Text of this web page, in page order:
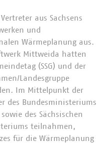
aus Sachsens
und
Wärmeplanung aus.
Mittweida hatten
(SSG) und der
Landesgruppe
Im Mittelpunkt der
des Bundesministeriums
des Sächsischen
teilnahmen,
für die Wärmeplanung